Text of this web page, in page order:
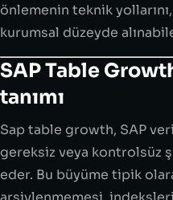
önlemenin teknik
kurumsal düzeyde
SAP Table
tanımı
Sap table growth, SAP
gereksiz veya kontrolsüz
eder. Bu büyüme tipik